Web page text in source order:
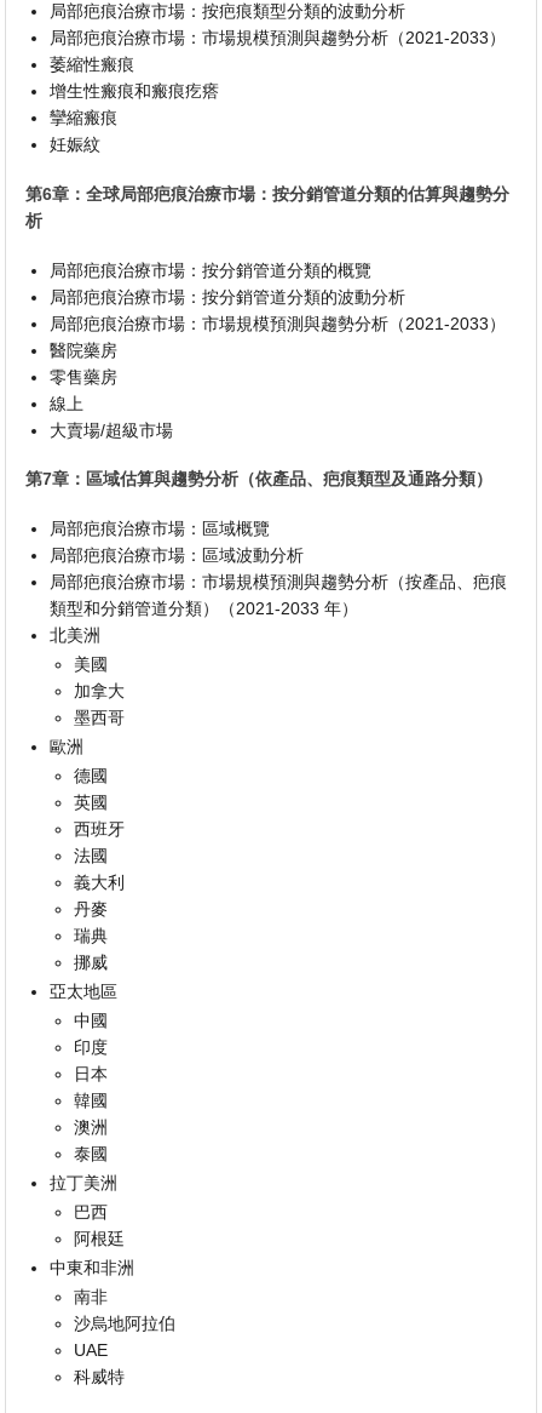
局部疤痕治療市場：按疤痕類型分類的波動分析
局部疤痕治療市場：市場規模預測與趨勢分析（2021-2033）
萎縮性瘢痕
增生性瘢痕和瘢痕疙瘩
攣縮瘢痕
妊娠紋
第6章：全球局部疤痕治療市場：按分銷管道分類的估算與趨勢分
析
局部疤痕治療市場：按分銷管道分類的概覽
局部疤痕治療市場：按分銷管道分類的波動分析
局部疤痕治療市場：市場規模預測與趨勢分析（2021-2033）
醫院藥房
零售藥房
線上
大賣場/超級市場
第7章：區域估算與趨勢分析（依產品、疤痕類型及通路分類）
局部疤痕治療市場：區域概覽
局部疤痕治療市場：區域波動分析
局部疤痕治療市場：市場規模預測與趨勢分析（按產品、疤痕
類型和分銷管道分類）（2021-2033 年）
北美洲
美國
加拿大
墨西哥
歐洲
德國
英國
西班牙
法國
義大利
丹麥
瑞典
挪威
亞太地區
中國
印度
日本
韓國
澳洲
泰國
拉丁美洲
巴西
阿根廷
中東和非洲
南非
沙烏地阿拉伯
UAE
科威特